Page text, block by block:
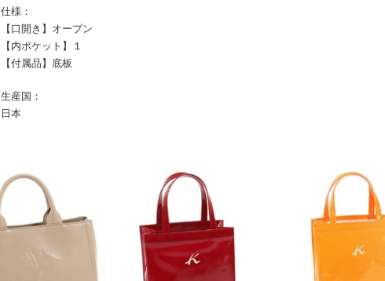
仕様：
【口開き】オープン
【内ポケット】１
【付属品】底板
生産国：
日本